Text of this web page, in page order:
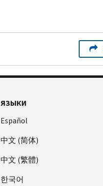
ЯЗЫКИ
Español
中文 (简体)
中文 (繁體)
한국어